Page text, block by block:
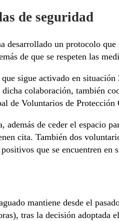
de seguridad
desarrollado un protocolo
de que se respeten las
sigue activado en
colaboración, también
de Voluntarios de
además de ceder el espacio
cita. También dos
que se encuentren en
mantiene desde el
tras la decisión adoptada